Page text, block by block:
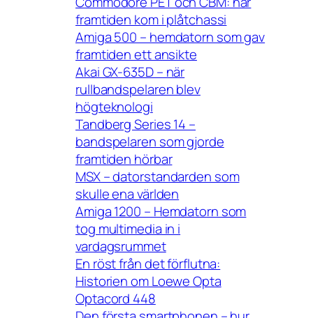
framtiden kom i plåtchassi
Amiga 500 – hemdatorn som gav
framtiden ett ansikte
Akai GX-635D – när
rullbandspelaren blev
högteknologi
Tandberg Series 14 –
bandspelaren som gjorde
framtiden hörbar
MSX – datorstandarden som
skulle ena världen
Amiga 1200 – Hemdatorn som
tog multimedia in i
vardagsrummet
En röst från det förflutna:
Historien om Loewe Opta
Optacord 448